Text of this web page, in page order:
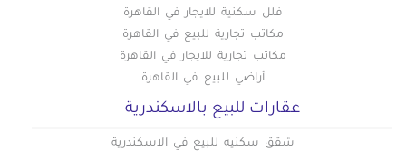
فلل سكنية للايجار في القاهرة
مكاتب تجارية للبيع في القاهرة
مكاتب تجارية للايجار في القاهرة
أراضي للبيع في القاهرة
عقارات للبيع بالاسكندرية
شقق سكنيه للبيع في الاسكندرية